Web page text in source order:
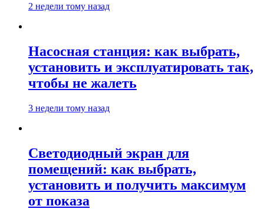
2 недели тому назад
Насосная станция: как выбрать,
установить и эксплуатировать так,
чтобы не жалеть
3 недели тому назад
Светодиодный экран для
помещений: как выбрать,
установить и получить максимум
от показа